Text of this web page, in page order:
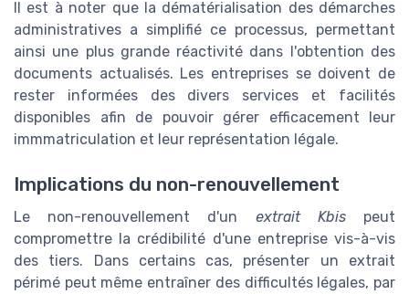
Il est à noter que la dématérialisation des démarches
administratives a simplifié ce processus, permettant
ainsi une plus grande réactivité dans l'obtention des
documents actualisés. Les entreprises se doivent de
rester informées des divers services et facilités
disponibles afin de pouvoir gérer efficacement leur
immmatriculation et leur représentation légale.
Implications du non-renouvellement
Le non-renouvellement d'un extrait Kbispeut
compromettre la crédibilité d'une entreprise vis-à-vis
des tiers. Dans certains cas, présenter un extrait
périmé peut même entraîner des difficultés légales, par